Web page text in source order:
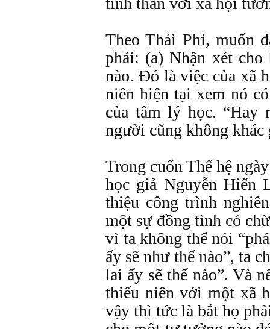
Theo Thái Phỉ, muốn
phải: (a) Nhận xét
nào. Đó là việc của xã
niên hiện tại xem nó
của tâm lý học. “Hay
người cũng không
Trong cuốn Thế hệ
học giả Nguyễn Hiến
thiệu công trình
một sự đồng tình có
vì ta không thể nói
ấy sẽ như thế nào”, ta
lai ấy sẽ thế nào”. Và
thiếu niên với một xã
vậy thì tức là bắt họ